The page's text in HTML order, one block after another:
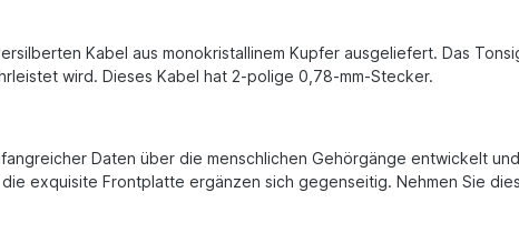
Kabel aus monokristallinem Kupfer ausgeliefert. Das
wird. Dieses Kabel hat 2-polige 0,78-mm-Stecker.
Daten über die menschlichen Gehörgänge entwickelt
exquisite Frontplatte ergänzen sich gegenseitig. Nehmen Sie